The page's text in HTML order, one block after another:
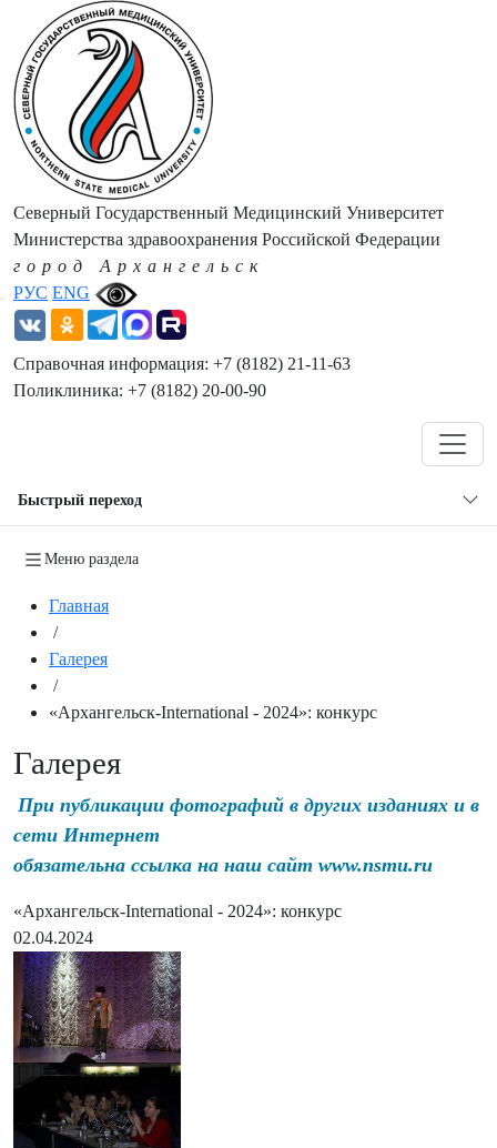
РУС ENG
Северный Государственный Медицинский Университет
Министерства здравоохранения Российской Федерации
город Архангельск
Справочная информация: +7 (8182) 21-11-63
Поликлиника: +7 (8182) 20-00-90
Быстрый переход
Меню раздела
Главная
/
Галерея
/
«Архангельск-International - 2024»: конкурс
Галерея
При публикации фотографий в других изданиях и в
сети Интернет
обязательна ссылка на наш сайт www.nsmu.ru
«Архангельск-International - 2024»: конкурс
02.04.2024